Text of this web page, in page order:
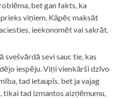
bet gan fakts, ka
viņiem. Kāpēc maksāt
ieekonomēt vai sakrāt.
svešvārdā sevi sauc tie, kas
iespēju. Viņi vienkārši dzīvo
tad ietaupīs, bet ja vajag
tikai tad izmantos aizņēmumu,